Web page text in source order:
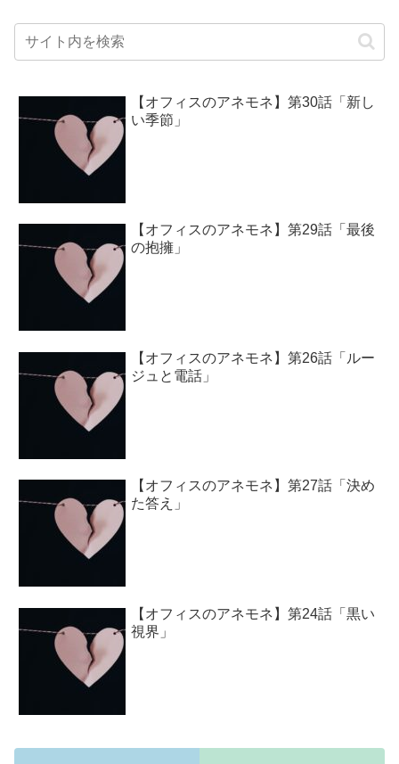
【オフィスのアネモネ】第30話「新し
い季節」
【オフィスのアネモネ】第29話「最後
の抱擁」
【オフィスのアネモネ】第26話「ルー
ジュと電話」
【オフィスのアネモネ】第27話「決め
た答え」
【オフィスのアネモネ】第24話「黒い
視界」